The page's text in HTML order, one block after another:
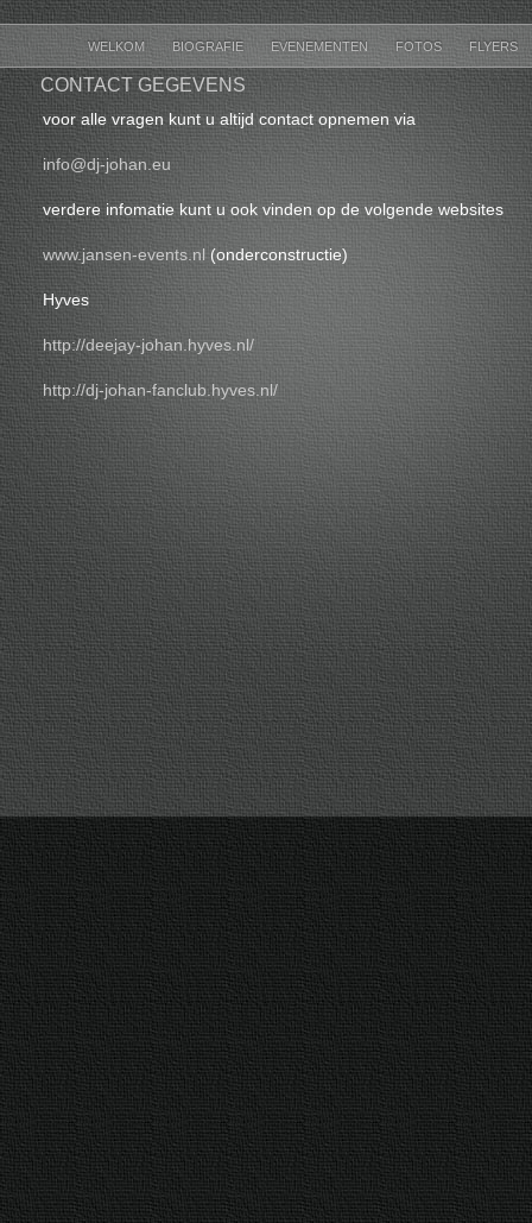
WELKOM BIOGRAFIE EVENEMENTEN FOTOS FLYERS
CONTACT GEGEVENS
voor alle vragen kunt u altijd contact opnemen via
info@dj-johan.eu
verdere infomatie kunt u ook vinden op de volgende websites
www.jansen-events.nl (onderconstructie)
Hyves
http://deejay-johan.hyves.nl/
http://dj-johan-fanclub.hyves.nl/